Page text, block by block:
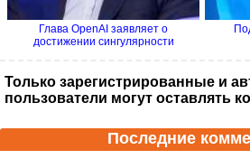
Глава OpenAI заявляет о
достижении сингулярности
Только зарегистрированные и
пользователи могут оставлять
Последние